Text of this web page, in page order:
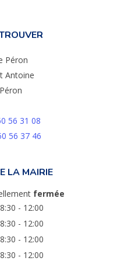
Péron
Antoine
56 31 08
56 37 46
LA MAIRIE
fermée
- 12:00
- 12:00
- 12:00
- 12:00